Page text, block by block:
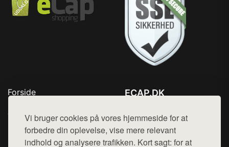
Vi bruger cookies på vores hjemmeside for at
forbedre din oplevelse, vise mere relevant
indhold og analysere trafikken. Kort sagt: for at
Forside
Top Rabatter
Blog
Kontakt
ECAP.DK
Mail: hej@want.dk